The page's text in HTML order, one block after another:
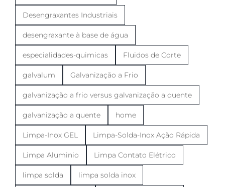
Desengraxantes Industriais
desengraxante à base de água
especialidades-quimicas Fluidos de Corte
galvalum Galvanização a Frio
galvanização a frio versus galvanização a quente
galvanização a quente home
Limpa-Inox GEL Limpa-Solda-Inox Ação Rápida
Limpa Aluminio Limpa Contato Elétrico
limpa solda limpa solda inox